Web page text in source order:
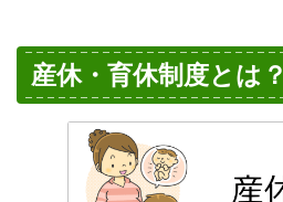
産休・育休制度とは？